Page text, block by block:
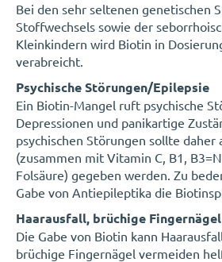
Bei den sehr seltenen genetischen
Stoffwechsels sowie der
Kleinkindern wird Biotin in
verabreicht.
Psychische Störungen/Epilepsie
Ein Biotin-Mangel ruft psychische
Depressionen und panikartige
psychischen Störungen sollte daher
(zusammen mit Vitamin C, B1,
Folsäure) gegeben werden. Zu
Gabe von Antiepileptika die
Haarausfall, brüchige Fingernägel
Die Gabe von Biotin kann
brüchige Fingernägel vermeiden